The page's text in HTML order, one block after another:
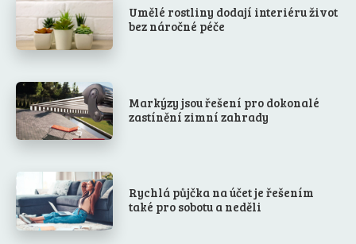
Umělé rostliny dodají interiéru život
bez náročné péče
Markýzy jsou řešení pro dokonalé
zastínění zimní zahrady
Rychlá půjčka na účet je řešením
také pro sobotu a neděli